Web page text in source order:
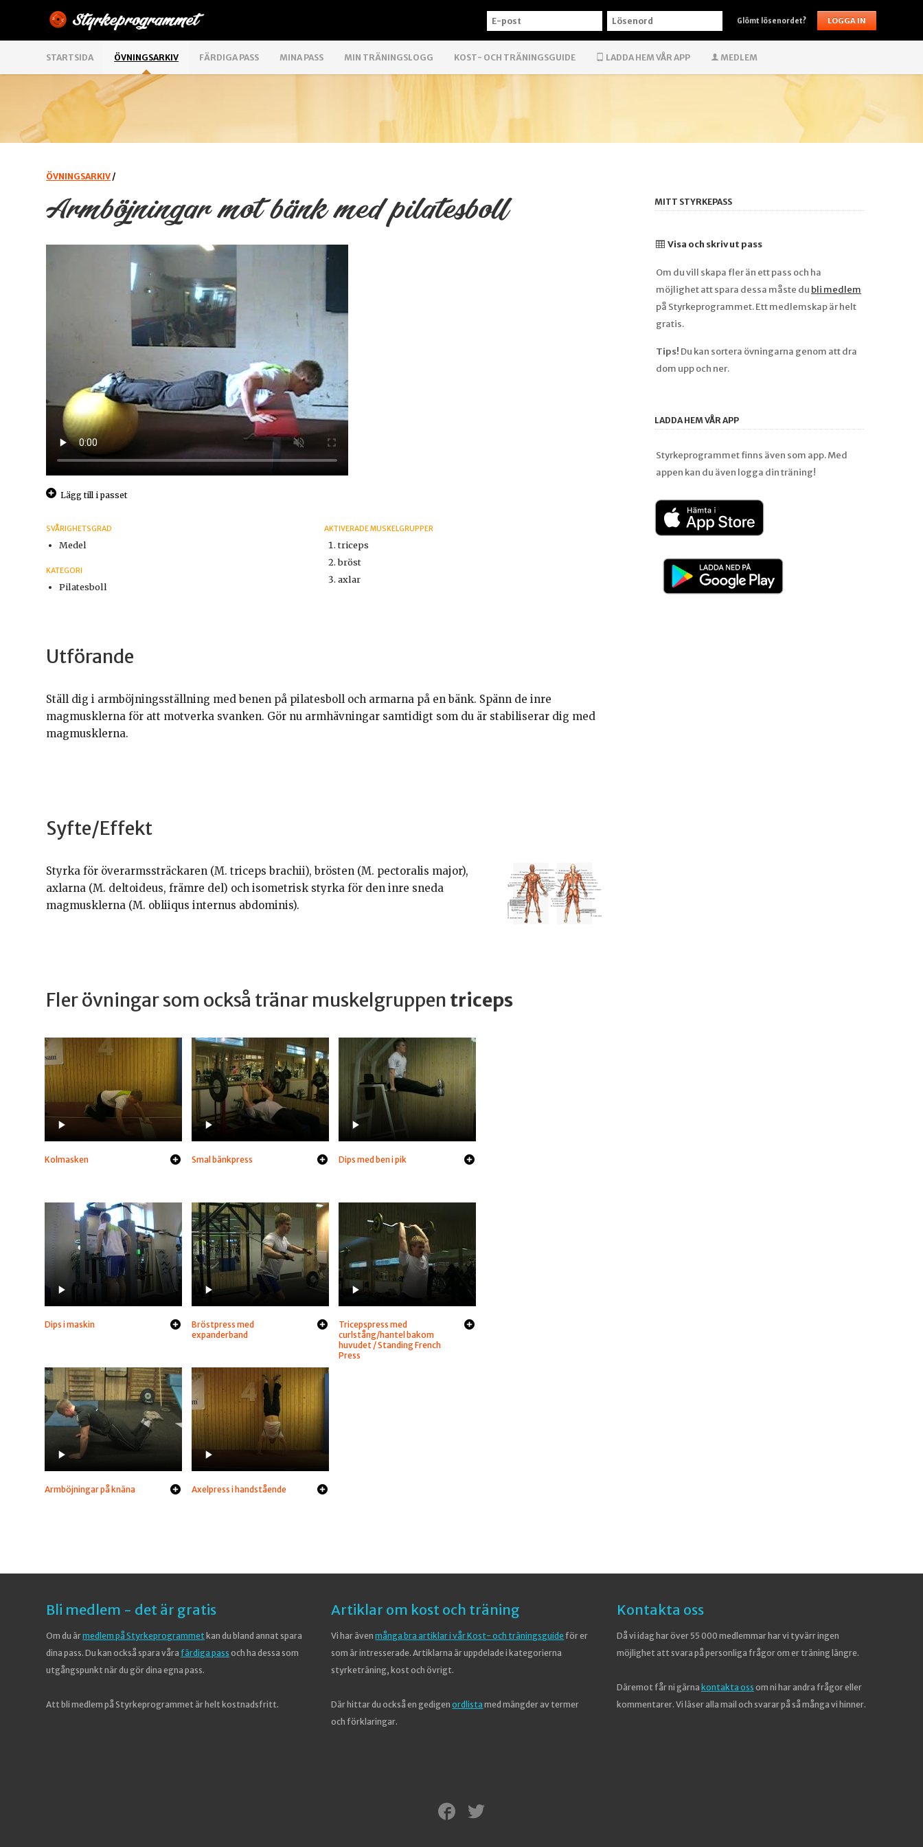
E-
LÖSENORD Glömt lösenordet?
STARTSIDA ÖVNINGSARKIV FÄRDIGA PASS MINA PASS MIN TRÄNINGSLOGG KOST- OCH TRÄNINGSGUIDE LADDA HEM VÅR APP MEDLEM
ÖVNINGSARKIV /
Armböjningar mot bänk med pilatesboll
Lägg till i passet
SVÅRIGHETSGRAD
Medel
KATEGORI
Pilatesboll
AKTIVERADE MUSKELGRUPPER
triceps
bröst
axlar
Utförande
Ställ dig i armböjningsställning med benen på pilatesboll och armarna på en bänk. Spänn de inre
magmusklerna för att motverka svanken. Gör nu armhävningar samtidigt som du är stabiliserar dig med
magmusklerna.
Syfte/Effekt
Styrka för överarmssträckaren (M. triceps brachii), brösten (M. pectoralis major),
axlarna (M. deltoideus, främre del) och isometrisk styrka för den inre sneda
magmusklerna (M. obliiqus internus abdominis).
Fler övningar som också tränar muskelgruppen triceps
Kolmasken Smal bänkpress Dips med ben i pik
Dips i maskin
Bröstpress med
expanderband
Tricepspress med
curlstång/hantel bakom
huvudet / Standing French
Press
Armböjningar på knäna Axelpress i handstående
MITT STYRKEPASS
Visa och skriv ut pass
Om du vill skapa fler än ett pass och ha
möjlighet att spara dessa måste du bli medlem
på Styrkeprogrammet. Ett medlemskap är helt
gratis.
Tips! Du kan sortera övningarna genom att dra
dom upp och ner.
LADDA HEM VÅR APP
Styrkeprogrammet finns även som app. Med
appen kan du även logga din träning!
Bli medlem - det är gratis
Om du ärmedlem på Styrkeprogrammetkan du bland annat spara
dina pass. Du kan också spara vårafärdiga pass och ha dessa som
utgångspunkt när du gör dina egna pass.
Att bli medlem på Styrkeprogrammet är helt kostnadsfritt.
Artiklar om kost och träning
Vi har ävenmånga bra artiklar i vår Kost- och träningsguideför er
som är intresserade. Artiklarna är uppdelade i kategorierna
styrketräning, kost och övrigt.
Där hittar du också en gedigenordlista med mängder av termer
och förklaringar.
Kontakta oss
Då vi idag har över 55 000 medlemmar har vi tyvärr ingen
möjlighet att svara på personliga frågor om er träning längre.
Däremot får ni gärna kontakta oss om ni har andra frågor eller
kommentarer. Vi läser alla mail och svarar på så många vi hinner.